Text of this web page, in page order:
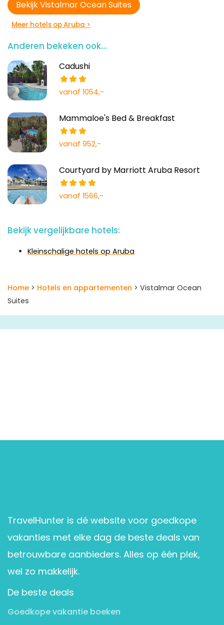
Bekijk Vistalmar Ocean Suites
Meer hotels op Aruba >
Anderen bekeken ook...
Cadushi
vanaf 1054,-
Mammaloe's Bed & Breakfast
vanaf 952,-
Courtyard by Marriott Aruba Resort
vanaf 1566,-
Bekijk vergelijkbare hotels:
Kleinschalige hotels op Aruba
Home > Hotels en appartementen > Vistalmar Ocean
Suites
TravelHunter is dé website voor goedkope
vakanties met elke dag de beste deals van
betrouwbare aanbieders. Alles op één plek,
wel zo makkelijk.
De beste deals
Goedkope vakantie boeken